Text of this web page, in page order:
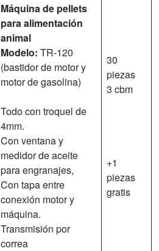
Máquina de pellets
para alimentación
animal
Modelo: TR-120
(bastidor de motor y
motor de gasolina)
Todo con troquel de
4mm.
Con ventana y
medidor de aceite
para engranajes,
Con tapa entre
conexión motor y
máquina.
Transmisión por
correa
30
piezas
3 cbm
+1
piezas
gratis